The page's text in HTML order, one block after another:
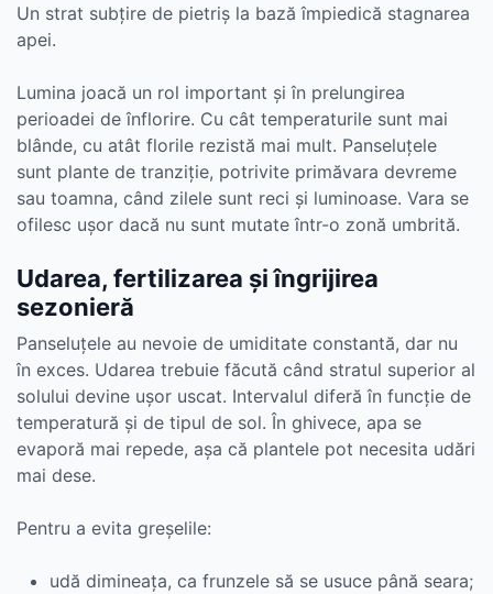
Un strat subțire de pietriș la bază împiedică stagnarea
apei.
Lumina joacă un rol important și în prelungirea
perioadei de înflorire. Cu cât temperaturile sunt mai
blânde, cu atât florile rezistă mai mult. Panseluțele
sunt plante de tranziție, potrivite primăvara devreme
sau toamna, când zilele sunt reci și luminoase. Vara se
ofilesc ușor dacă nu sunt mutate într-o zonă umbrită.
Udarea, fertilizarea și îngrijirea
sezonieră
Panseluțele au nevoie de umiditate constantă, dar nu
în exces. Udarea trebuie făcută când stratul superior al
solului devine ușor uscat. Intervalul diferă în funcție de
temperatură și de tipul de sol. În ghivece, apa se
evaporă mai repede, așa că plantele pot necesita udări
mai dese.
Pentru a evita greșelile:
udă dimineața, ca frunzele să se usuce până seara;